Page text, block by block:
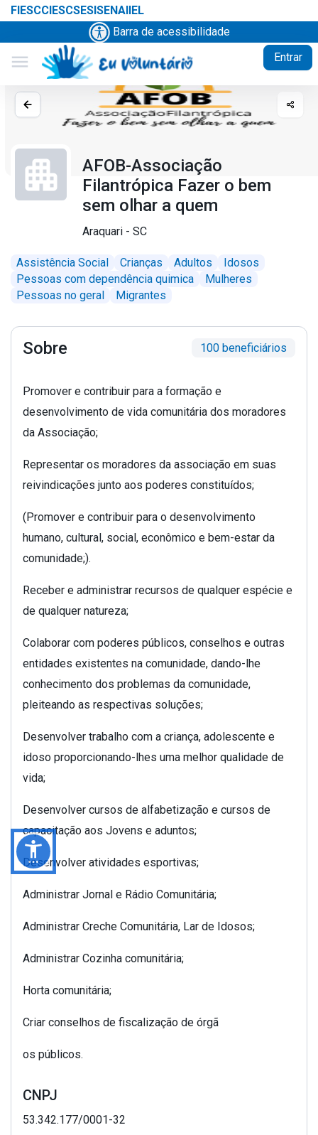
FIESCCIESCSESISENAIIEL
Barra de acessibilidade
menu Entrar
AFOB-Associação
Filantrópica Fazer o bem
sem olhar a quem
Araquari - SC
Assistência Social Crianças Adultos
Idosos
Pessoas com dependência quimica
Mulheres
Pessoas no geral
Migrantes
Sobre 100 beneficiários
Promover e contribuir para a formação e
desenvolvimento de vida comunitária dos moradores
da Associação;
Representar os moradores da associação em suas
reivindicações junto aos poderes constituídos;
(Promover e contribuir para o desenvolvimento
humano, cultural, social, econômico e bem-estar da
comunidade;).
Receber e administrar recursos de qualquer espécie e
de qualquer natureza;
Colaborar com poderes públicos, conselhos e outras
entidades existentes na comunidade, dando-lhe
conhecimento dos problemas da comunidade,
pleiteando as respectivas soluções;
Desenvolver trabalho com a criança, adolescente e
idoso proporcionando-lhes uma melhor qualidade de
vida;
Desenvolver cursos de alfabetização e cursos de
capacitação aos Jovens e aduntos;
Desenvolver atividades esportivas;
Administrar Jornal e Rádio Comunitária;
Administrar Creche Comunitária, Lar de Idosos;
Administrar Cozinha comunitária;
Horta comunitária;
Criar conselhos de fiscalização de órgã
os públicos.
CNPJ
53.342.177/0001-32